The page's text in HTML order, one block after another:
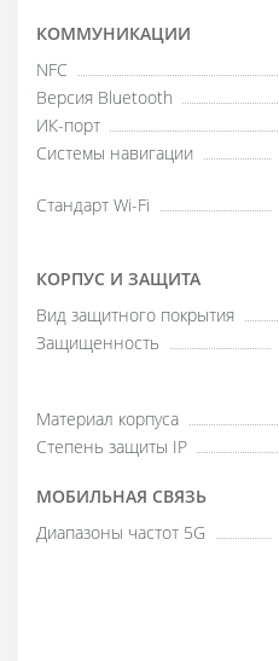
КОММУНИКАЦИИ
NFC
Версия Bluetooth
ИК-порт
Системы навигации
Стандарт Wi-Fi
КОРПУС И ЗАЩИТА
Вид защитного покрытия
Защищенность
Материал корпуса
Степень защиты IP
МОБИЛЬНАЯ СВЯЗЬ
Диапазоны частот 5G